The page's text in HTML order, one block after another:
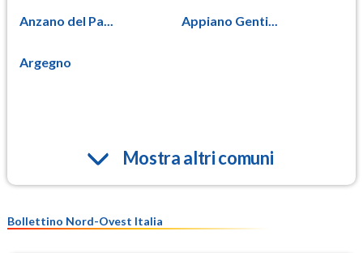
Anzano del Pa... Appiano Genti...
Argegno
Mostra altri comuni
Bollettino Nord-Ovest Italia